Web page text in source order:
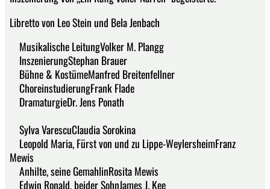
Libretto von Leo Stein und Bela Jenbach
Musikalische LeitungVolker M. Plangg
InszenierungStephan Brauer
Bühne & KostümeManfred Breitenfellner
ChoreinstudierungFrank Flade
DramaturgieDr. Jens Ponath
Sylva VarescuClaudia Sorokina
Leopold Maria, Fürst von und zu Lippe-WeylersheimFranz
Mewis
Anhilte, seine GemahlinRosita Mewis
Edwin Ronald, beider SohnJames J. Kee